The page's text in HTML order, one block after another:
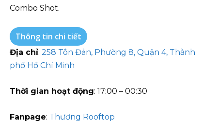
Combo Shot.
Thông tin chi tiết
Địa chỉ: 258 Tôn Đản, Phường 8, Quận 4, Thành
phố Hồ Chí Minh
Thời gian hoạt động: 17:00 – 00:30
Fanpage: Thương Rooftop